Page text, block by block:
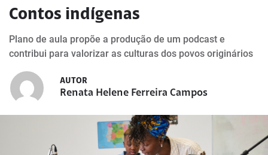
Contos indígenas
Plano de aula propõe a produção de um podcast e
contribui para valorizar as culturas dos povos originários
AUTOR
Renata Helene Ferreira Campos